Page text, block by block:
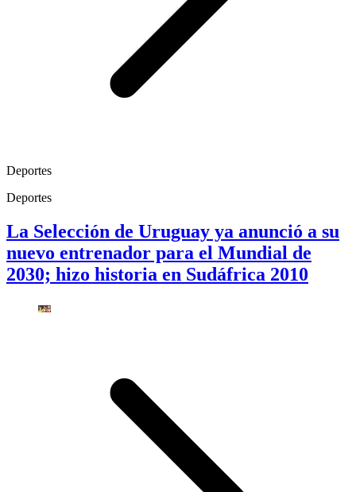
Deportes
Deportes
La Selección de Uruguay ya anunció a su
nuevo entrenador para el Mundial de
2030; hizo historia en Sudáfrica 2010